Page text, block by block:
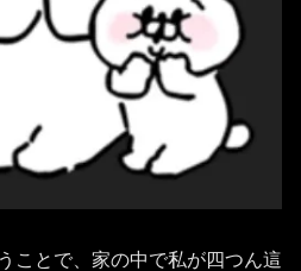
ことで、家の中で私が四つん這